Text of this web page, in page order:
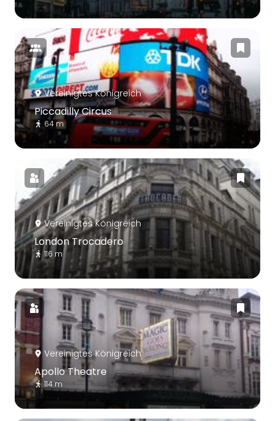
Vereinigtes Königreich
Piccadilly Circus
64 m
Vereinigtes Königreich
London Trocadero
116 m
Vereinigtes Königreich
Apollo Theatre
114 m